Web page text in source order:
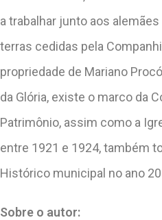
a trabalhar junto aos
terras cedidas pela
propriedade de Mariano
da Glória, existe o marco da
Patrimônio, assim como a
entre 1921 e 1924, também
Histórico municipal no ano
Sobre o autor: